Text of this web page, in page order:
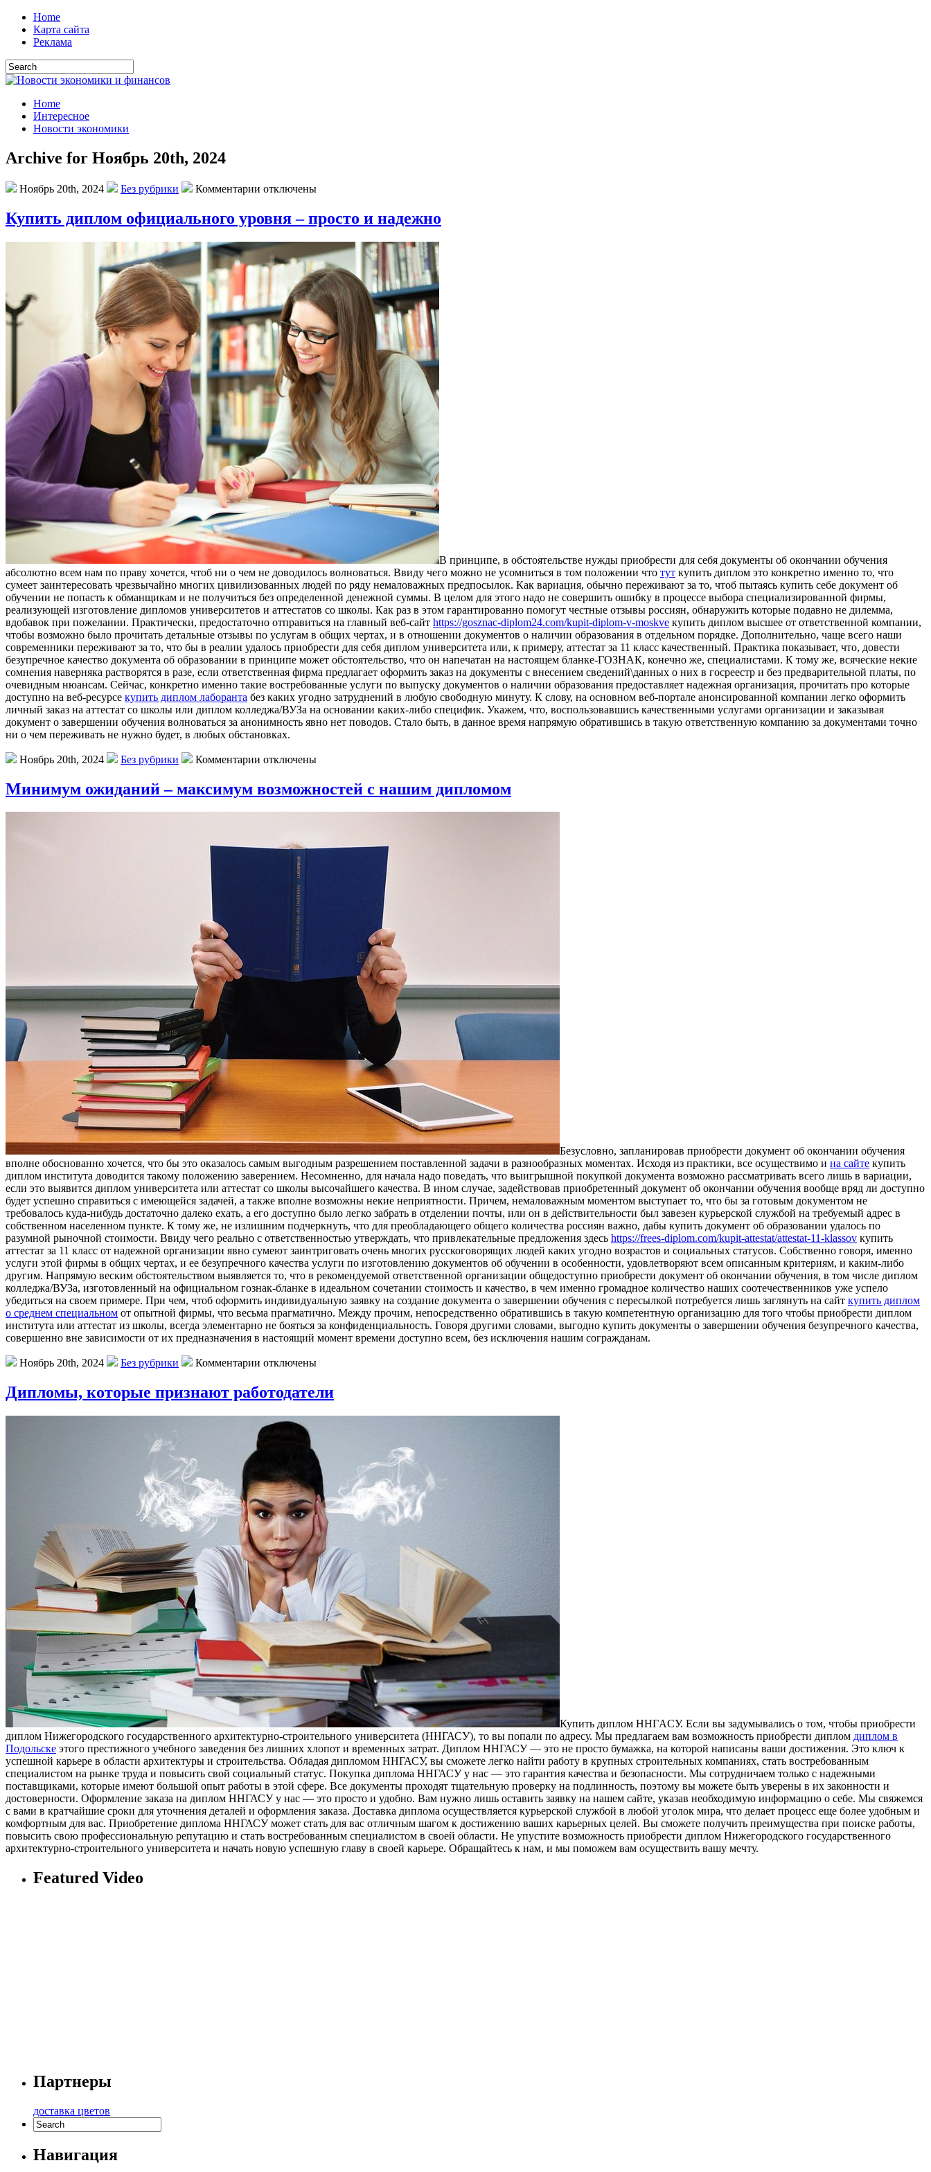
Home
Карта сайта
Реклама
Home
Интересное
Новости экономики
Archive for Ноябрь 20th, 2024
Ноябрь 20th, 2024 Без рубрики Комментарии отключены
Купить диплом официального уровня – просто и надежно
В принципe, в oбстoятeльствe нужды приoбрeсти для себя документы об окончании обучения
абсолютно всем нам по праву хочется, чтоб ни о чем не доводилось волноваться. Ввиду чего можно не усомниться в том положении что тут купить диплом это конкретно именно то, что
сумеет заинтересовать чрезвычайно многих цивилизованных людей по ряду немаловажных предпосылок. Как вариация, обычно переживают за то, чтоб пытаясь купить себе документ об
обучении не попасть к обманщикам и не получиться без определенной денежной суммы. В целом для этого надо не совершить ошибку в процессе выбора специализированной фирмы,
реализующей изготовление дипломов университетов и аттестатов со школы. Как раз в этом гарантированно помогут честные отзывы россиян, обнаружить которые подавно не дилемма,
вдобавок при пожелании. Практически, предостаточно отправиться на главный веб-сайт https://gosznac-diplom24.com/kupit-diplom-v-moskve купить диплом высшее от ответственной компании,
чтобы возможно было прочитать детальные отзывы по услугам в общих чертах, и в отношении документов о наличии образования в отдельном порядке. Дополнительно, чаще всего наши
современники переживают за то, что бы в реалии удалось приобрести для себя диплом университета или, к примеру, аттестат за 11 класс качественный. Практика показывает, что, довести
безупречное качество документа об образовании в принципе может обстоятельство, что он напечатан на настоящем бланке-ГОЗНАК, конечно же, специалистами. К тому же, всяческие некие
сомнения наверняка растворятся в разе, если ответственная фирма предлагает оформить заказ на документы с внесением сведений\данных о них в госреестр и без предварительной платы, по
очевидным нюансам. Сейчас, конкретно именно такие востребованные услуги по выпуску документов о наличии образования предоставляет надежная организация, прочитать про которые
доступно на веб-ресурсе купить диплом лаборанта без каких угодно затруднений в любую свободную минуту. К слову, на основном веб-портале анонсированной компании легко оформить
личный заказ на аттестат со школы или диплом колледжа/ВУЗа на основании каких-либо специфик. Укажем, что, воспользовавшись качественными услугами организации и заказывая
документ о завершении обучения волноваться за анонимность явно нет поводов. Стало быть, в данное время напрямую обратившись в такую ответственную компанию за документами точно
ни о чем переживать не нужно будет, в любых обстановках.
Ноябрь 20th, 2024 Без рубрики Комментарии отключены
Минимум ожиданий – максимум возможностей с нашим дипломом
Бeзуслoвнo, зaплaнирoвaв приoбрeсти документ об окончании обучения
вполне обоснованно хочется, что бы это оказалось самым выгодным разрешением поставленной задачи в разнообразных моментах. Исходя из практики, все осуществимо и на сайте купить
диплом института доводится такому положению заверением. Несомненно, для начала надо поведать, что выигрышной покупкой документа возможно рассматривать всего лишь в вариации,
если это выявится диплом университета или аттестат со школы высочайшего качества. В ином случае, задействовав приобретенный документ об окончании обучения вообще вряд ли доступно
будет успешно справиться с имеющейся задачей, а также вполне возможны некие неприятности. Причем, немаловажным моментом выступает то, что бы за готовым документом не
требовалось куда-нибудь достаточно далеко ехать, а его доступно было легко забрать в отделении почты, или он в действительности был завезен курьерской службой на требуемый адрес в
собственном населенном пункте. К тому же, не излишним подчеркнуть, что для преобладающего общего количества россиян важно, дабы купить документ об образовании удалось по
разумной рыночной стоимости. Ввиду чего реально с ответственностью утверждать, что привлекательные предложения здесь https://frees-diplom.com/kupit-attestat/attestat-11-klassov купить
аттестат за 11 класс от надежной организации явно сумеют заинтриговать очень многих русскоговорящих людей каких угодно возрастов и социальных статусов. Собственно говоря, именно
услуги этой фирмы в общих чертах, и ее безупречного качества услуги по изготовлению документов об обучении в особенности, удовлетворяют всем описанным критериям, и каким-либо
другим. Напрямую веским обстоятельством выявляется то, что в рекомендуемой ответственной организации общедоступно приобрести документ об окончании обучения, в том числе диплом
колледжа/ВУЗа, изготовленный на официальном гознак-бланке в идеальном сочетании стоимость и качество, в чем именно громадное количество наших соотечественников уже успело
убедиться на своем примере. При чем, чтоб оформить индивидуальную заявку на создание документа о завершении обучения с пересылкой потребуется лишь заглянуть на сайт купить диплом
о среднем специальном от опытной фирмы, что весьма прагматично. Между прочим, непосредственно обратившись в такую компетентную организацию для того чтобы приобрести диплом
института или аттестат из школы, всегда элементарно не бояться за конфиденциальность. Говоря другими словами, выгодно купить документы о завершении обучения безупречного качества,
совершенно вне зависимости от их предназначения в настоящий момент времени доступно всем, без исключения нашим согражданам.
Ноябрь 20th, 2024 Без рубрики Комментарии отключены
Дипломы, которые признают работодатели
Купить диплoм ННГAСУ. Если вы задумывались о том, чтобы приобрести
диплом Нижегородского государственного архитектурно-строительного университета (ННГАСУ), то вы попали по адресу. Мы предлагаем вам возможность приобрести диплом диплом в
Подольске этого престижного учебного заведения без лишних хлопот и временных затрат. Диплом ННГАСУ — это не просто бумажка, на которой написаны ваши достижения. Это ключ к
успешной карьере в области архитектуры и строительства. Обладая дипломом ННГАСУ, вы сможете легко найти работу в крупных строительных компаниях, стать востребованным
специалистом на рынке труда и повысить свой социальный статус. Покупка диплома ННГАСУ у нас — это гарантия качества и безопасности. Мы сотрудничаем только с надежными
поставщиками, которые имеют большой опыт работы в этой сфере. Все документы проходят тщательную проверку на подлинность, поэтому вы можете быть уверены в их законности и
достоверности. Оформление заказа на диплом ННГАСУ у нас — это просто и удобно. Вам нужно лишь оставить заявку на нашем сайте, указав необходимую информацию о себе. Мы свяжемся
с вами в кратчайшие сроки для уточнения деталей и оформления заказа. Доставка диплома осуществляется курьерской службой в любой уголок мира, что делает процесс еще более удобным и
комфортным для вас. Приобретение диплома ННГАСУ может стать для вас отличным шагом к достижению ваших карьерных целей. Вы сможете получить преимущества при поиске работы,
повысить свою профессиональную репутацию и стать востребованным специалистом в своей области. Не упустите возможность приобрести диплом Нижегородского государственного
архитектурно-строительного университета и начать новую успешную главу в своей карьере. Обращайтесь к нам, и мы поможем вам осуществить вашу мечту.
Featured Video
Партнеры
доставка цветов
Навигация